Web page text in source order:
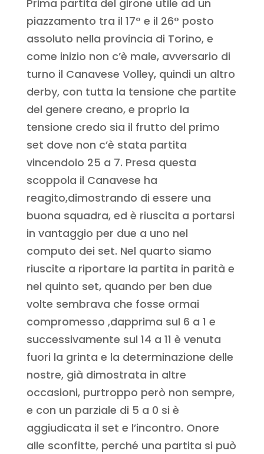
Prima partita del girone utile ad un
piazzamento tra il 17° e il 26° posto
assoluto nella provincia di Torino, e
come inizio non c’è male, avversario di
turno il Canavese Volley, quindi un altro
derby, con tutta la tensione che partite
del genere creano, e proprio la
tensione credo sia il frutto del primo
set dove non c’è stata partita
vincendolo 25 a 7. Presa questa
scoppola il Canavese ha
reagito,dimostrando di essere una
buona squadra, ed è riuscita a portarsi
in vantaggio per due a uno nel
computo dei set. Nel quarto siamo
riuscite a riportare la partita in parità e
nel quinto set, quando per ben due
volte sembrava che fosse ormai
compromesso ,dapprima sul 6 a 1 e
successivamente sul 14 a 11 è venuta
fuori la grinta e la determinazione delle
nostre, già dimostrata in altre
occasioni, purtroppo però non sempre,
e con un parziale di 5 a 0 si è
aggiudicata il set e l’incontro. Onore
alle sconfitte, perché una partita si può